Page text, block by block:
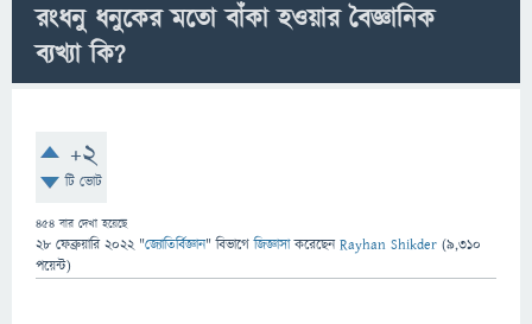
রংধনু ধনুকের মতো বাঁকা হওয়ার বৈজ্ঞানিক
ব্যখ্যা কি?
+2
টি ভোট
454 বার দেখা হয়েছে
28 ফেব্রুয়ারি 2022 "জ্যোতির্বিজ্ঞান" বিভাগে জিজ্ঞাসাকরেছেনRayhan Shikder (9,310
পয়েন্ট)